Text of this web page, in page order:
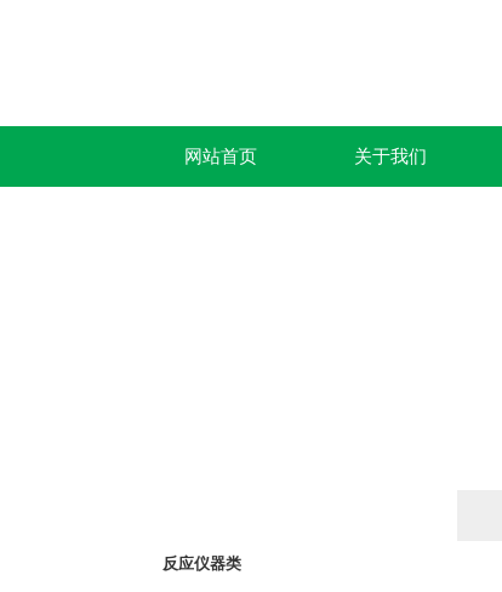
网站首页 关于我们
反应仪器类